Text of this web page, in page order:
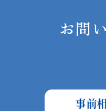
お問
事前